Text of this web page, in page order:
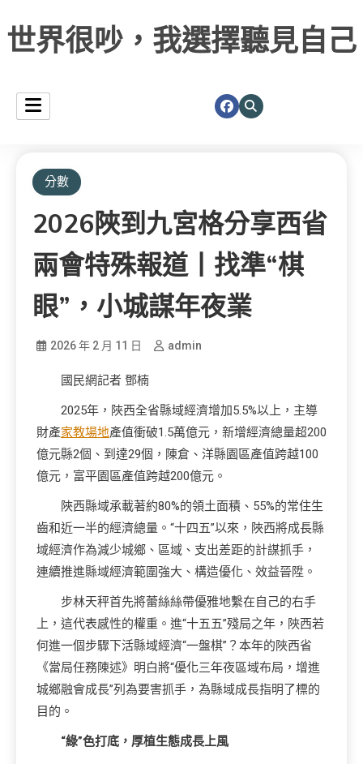
世界很吵，我選擇聽見自己
分數
2026陜到九宮格分享西省
兩會特殊報道丨找準“棋
眼”，小城謀年夜業
2026 年 2 月 11 日 admin
國民網記者 鄧楠
2025年，陜西全省縣域經濟增加5.5%以上，主導
財產家教場地產值衝破1.5萬億元，新增經濟總量超200
億元縣2個、到達29個，陳倉、洋縣園區產值跨越100
億元，富平園區產值跨越200億元。
陜西縣域承載著約80%的領土面積、55%的常住生
齒和近一半的經濟總量。“十四五”以來，陜西將成長縣
域經濟作為減少城鄉、區域、支出差距的計謀抓手，
連續推進縣域經濟範圍強大、構造優化、效益晉陞。
步林天秤首先將蕾絲絲帶優雅地繫在自己的右手
上，這代表感性的權重。進“十五五”殘局之年，陜西若
何進一個步驟下活縣域經濟“一盤棋”？本年的陜西省
《當局任務陳述》明白將“優化三年夜區域布局，增進
城鄉融會成長”列為要害抓手，為縣域成長指明了標的
目的。
“綠”色打底，厚植生態成長上風